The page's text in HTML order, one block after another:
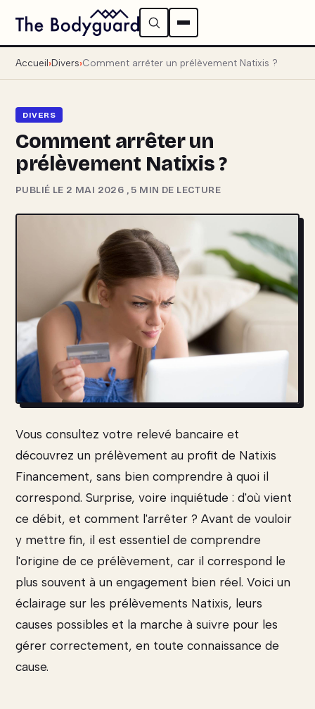
Accueil Divers Comment arrêter un prélèvement Natixis ?
DIVERS
Comment arrêter un
prélèvement Natixis ?
PUBLIÉ LE 2 MAI 2026 , 5 MIN DE LECTURE
Vous consultez votre relevé bancaire et
découvrez un prélèvement au profit de Natixis
Financement, sans bien comprendre à quoi il
correspond. Surprise, voire inquiétude : d'où vient
ce débit, et comment l'arrêter ? Avant de vouloir
y mettre fin, il est essentiel de comprendre
l'origine de ce prélèvement, car il correspond le
plus souvent à un engagement bien réel. Voici un
éclairage sur les prélèvements Natixis, leurs
causes possibles et la marche à suivre pour les
gérer correctement, en toute connaissance de
cause.